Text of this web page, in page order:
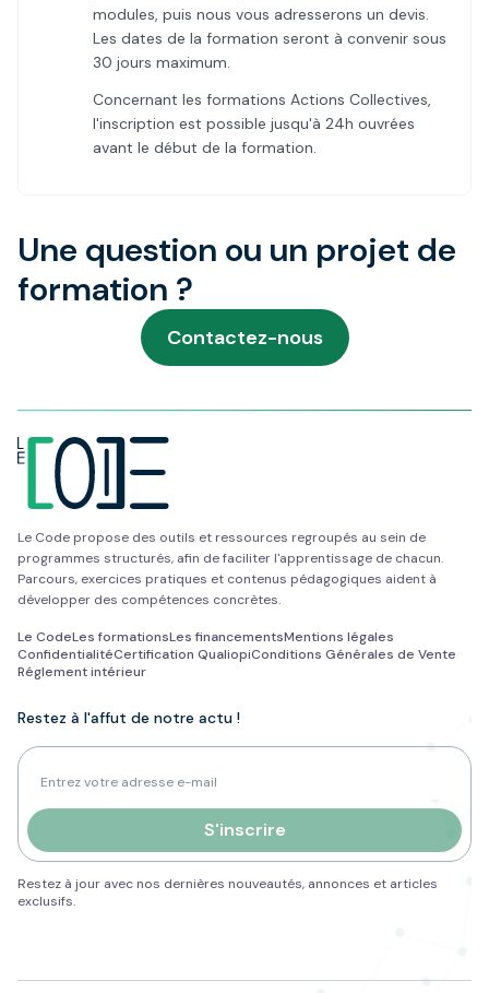
modules, puis nous vous adresserons un devis.
Les dates de la formation seront à convenir sous
30 jours maximum.
Concernant les formations Actions Collectives,
l'inscription est possible jusqu'à 24h ouvrées
avant le début de la formation.
Une question ou un projet de
formation ?
Contactez-nous
Le Code propose des outils et ressources regroupés au sein de
programmes structurés, afin de faciliter l'apprentissage de chacun.
Parcours, exercices pratiques et contenus pédagogiques aident à
développer des compétences concrètes.
Le CodeLes formationsLes financementsMentions légales
ConfidentialitéCertification QualiopiConditions Générales de Vente
Réglement intérieur
Restez à l'affut de notre actu !
S'inscrire
Restez à jour avec nos dernières nouveautés, annonces et articles
exclusifs.